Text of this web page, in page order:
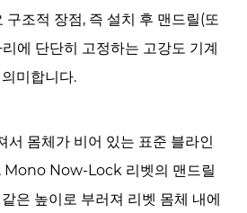
구조적 장점, 즉 설치 후 맨드릴(또
에 단단히 고정하는 고강도 기계
미합니다.
서 몸체가 비어 있는 표준 블라인
Mono Now-Lock 리벳의 맨드릴
은 높이로 부러져 리벳 몸체 내에